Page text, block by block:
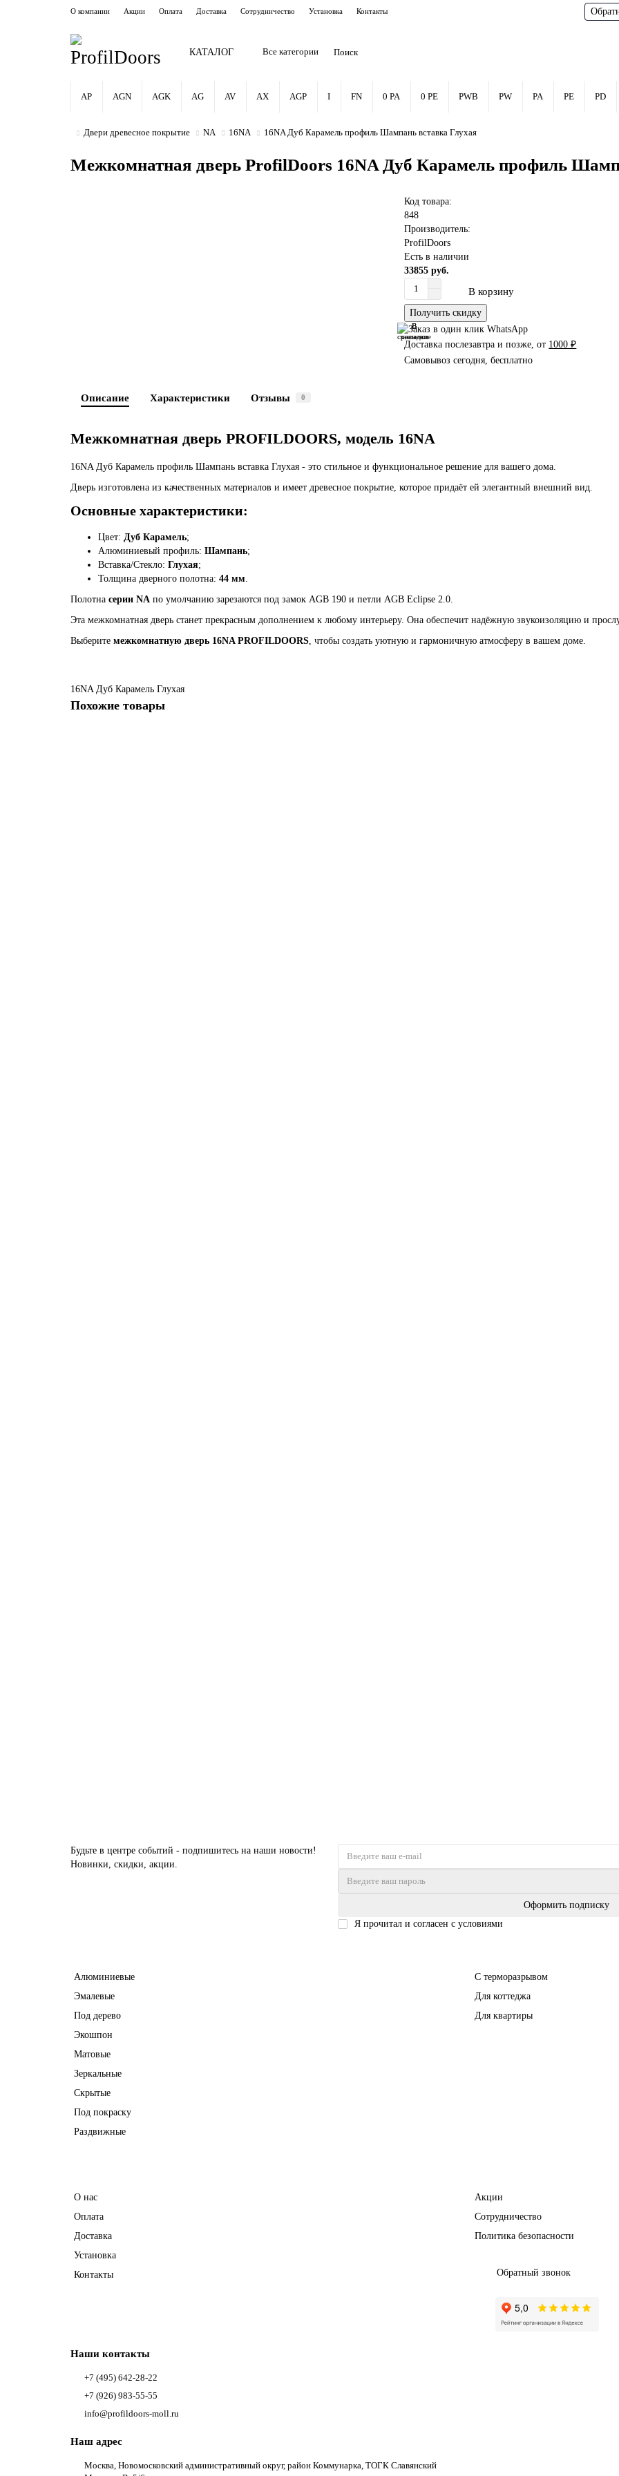
О компании Акции Оплата Доставка Сотрудничество Установка Контакты
КАТАЛОГ Все категории
AP AGN AGK AG AV AX AGP I FN 0 PA 0 PE PWB PW PA PE PD
Двери древесное покрытие NA 16NA 16NA Дуб Карамель профиль Шампань вставка Глухая
Межкомнатная дверь ProfilDoors 16NA Дуб Карамель профиль
Код товара:
848
Производитель:
ProfilDoors
Есть в наличии
33855 руб.
В корзину
Получить скидку
В
закладки
В
сравнение
Доставка послезавтра и позже, от 1000 ₽
Самовывоз сегодня, бесплатно
Описание Характеристики Отзывы 0
Межкомнатная дверь PROFILDOORS, модель 16NA
16NA Дуб Карамель профиль Шампань вставка Глухая - это стильное и функциональное решение для вашего дома.
Дверь изготовлена из качественных материалов и имеет древесное покрытие, которое придаёт ей элегантный внешний вид.
Основные характеристики:
Цвет: Дуб Карамель;
Алюминиевый профиль: Шампань;
Вставка/Стекло: Глухая;
Толщина дверного полотна: 44 мм
Полотна серии NA по умолчанию зарезаются под замок AGB 190 и петли AGB Eclipse 2.0.
Эта межкомнатная дверь станет прекрасным дополнением к любому интерьеру. Она обеспечит надёжную звукоизоляцию и
Выберите межкомнатную дверь 16NA PROFILDOORS , чтобы создать уютную и гармоничную атмосферу в вашем доме.
16NA Дуб Карамель Глухая
Похожие товары
Будьте в центре событий - подпишитесь на наши новости!
Новинки, скидки, акции.
Оформить подписку
Я прочитал и согласен с условиями
Алюминиевые
Эмалевые
Под дерево
Экошпон
Матовые
Зеркальные
Скрытые
Под покраску
Раздвижные
С терморазрывом
Для коттеджа
Для квартиры
О нас
Оплата
Доставка
Установка
Контакты
Акции
Сотрудничество
Политика безопасности
Обратный звонок
Наши контакты
+7 (495) 642-28-22
+7 (926) 983-55-55
info@profildoors-moll.ru
Наш адрес
Москва, Новомосковский административный округ, район Коммунарка, ТОГК Славянский